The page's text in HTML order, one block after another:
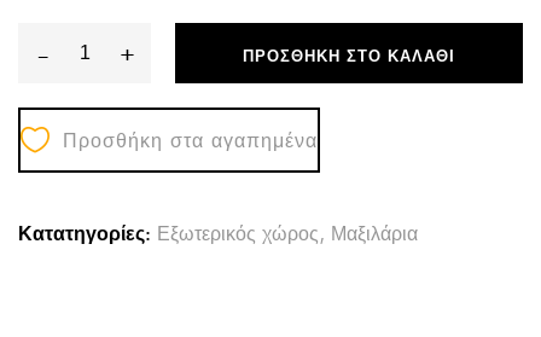
-
ΜΑΞΙΛΑΡΙ
ΞΑΠΛΩΣΤΡΑΣ
TEXTILENE
600gr
ΜΟΚΑ
+ ΠΡΟΣΘΉΚΗ ΣΤΟ ΚΑΛΆΘΙ
Προσθήκη στα αγαπημένα
Κατατηγορίες: Εξωτερικός χώρος, Μαξιλάρια